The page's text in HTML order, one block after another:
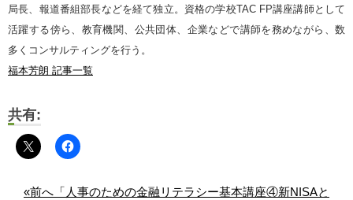
局長、報道番組部長などを経て独立。資格の学校TAC FP講座講師として
活躍する傍ら、教育機関、公共団体、企業などで講師を務めながら、数
多くコンサルティングを行う。
福本芳朗 記事一覧
共有:
«前へ「人事のための金融リテラシー基本講座④新NISAと